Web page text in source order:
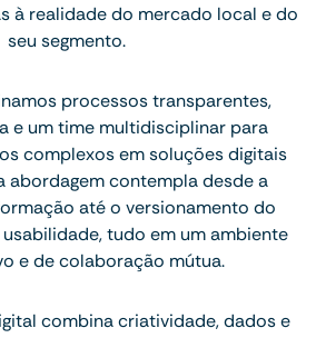
à realidade do mercado local e do
seu segmento.
processos transparentes,
e um time multidisciplinar para
complexos em soluções digitais
abordagem contempla desde a
até o versionamento do
tudo em um ambiente
e de colaboração mútua.
combina criatividade, dados e